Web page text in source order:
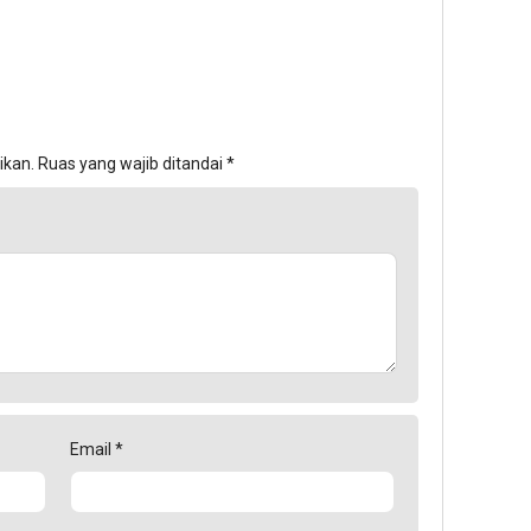
Ruas yang wajib ditandai *
Email *